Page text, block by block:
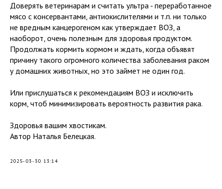
Доверять ветеринарам и считать ультра - переработанное
мясо с консервантами, антиокислителями и т.п. ни только
не вредным канцерогеном как утверждает ВОЗ, а
наоборот, очень полезным для здоровья продуктом.
Продолжать кормить кормом и ждать, когда объявят
причину такого огромного количества заболевания раком
у домашних животных, но это займет не один год.
Или прислушаться к рекомендациям ВОЗ и исключить
корм, чтоб минимизировать вероятность развития рака.
Здоровья вашим хвостикам.
Автор Наталья Белецкая.
2025-03-30 13:14